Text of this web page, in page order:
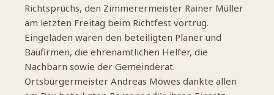
Richtspruchs, den Zimmerermeister Rainer Müller
am letzten Freitag beim Richtfest vortrug.
Eingeladen waren den beteiligten Planer und
Baufirmen, die ehrenamtlichen Helfer, die
Nachbarn sowie der Gemeinderat.
Ortsbürgermeister Andreas Möwes dankte allen